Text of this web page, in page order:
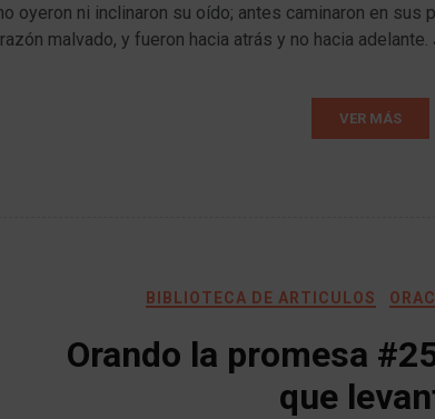
oyeron ni inclinaron su oído; antes caminaron en
malvado, y fueron hacia atrás y no hacia
VER MÁS
BIBLIOTECA DE ARTICULOS
Orando la promesa
que